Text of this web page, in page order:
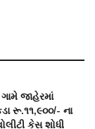
જાહેરમાં
રૂ.૧૧,૯૦૦/- ના
કેસ શોધી